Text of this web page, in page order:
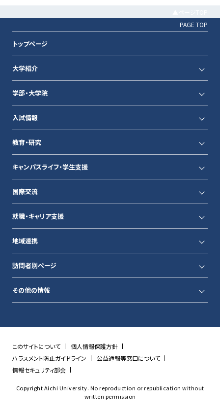
PAGE TOP
トップページ
大学紹介
学部・大学院
入試情報
教育・研究
キャンパスライフ・学生支援
国際交流
就職・キャリア支援
地域連携
訪問者別ページ
その他の情報
このサイトについて
個人情報保護方針
ハラスメント防止ガイドライン
公益通報等窓口について
情報セキュリティ部会
Copyright Aichi University. No reproduction or republication without
written permission